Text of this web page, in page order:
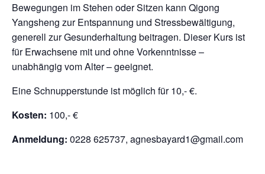
Bewegungen im Stehen oder Sitzen kann Qigong
Yangsheng zur Entspannung und Stressbewältigung,
generell zur Gesunderhaltung beitragen. Dieser Kurs ist
für Erwachsene mit und ohne Vorkenntnisse –
unabhängig vom Alter – geeignet.
Eine Schnupperstunde ist möglich für 10,- €.
Kosten: 100,- €
Anmeldung: 0228 625737, agnesbayard1@gmail.com